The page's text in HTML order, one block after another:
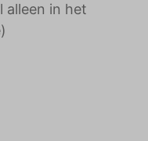
alleen in het